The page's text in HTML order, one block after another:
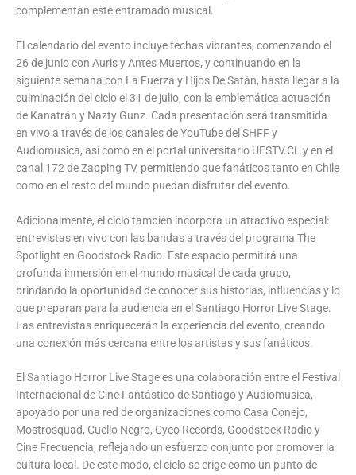
complementan este entramado musical.
El calendario del evento incluye fechas vibrantes, comenzando el
26 de junio con Auris y Antes Muertos, y continuando en la
siguiente semana con La Fuerza y Hijos De Satán, hasta llegar a la
culminación del ciclo el 31 de julio, con la emblemática actuación
de Kanatrán y Nazty Gunz. Cada presentación será transmitida
en vivo a través de los canales de YouTube del SHFF y
Audiomusica, así como en el portal universitario UESTV.CL y en el
canal 172 de Zapping TV, permitiendo que fanáticos tanto en Chile
como en el resto del mundo puedan disfrutar del evento.
Adicionalmente, el ciclo también incorpora un atractivo especial:
entrevistas en vivo con las bandas a través del programa The
Spotlight en Goodstock Radio. Este espacio permitirá una
profunda inmersión en el mundo musical de cada grupo,
brindando la oportunidad de conocer sus historias, influencias y lo
que preparan para la audiencia en el Santiago Horror Live Stage.
Las entrevistas enriquecerán la experiencia del evento, creando
una conexión más cercana entre los artistas y sus fanáticos.
El Santiago Horror Live Stage es una colaboración entre el Festival
Internacional de Cine Fantástico de Santiago y Audiomusica,
apoyado por una red de organizaciones como Casa Conejo,
Mostrosquad, Cuello Negro, Cyco Records, Goodstock Radio y
Cine Frecuencia, reflejando un esfuerzo conjunto por promover la
cultura local. De este modo, el ciclo se erige como un punto de